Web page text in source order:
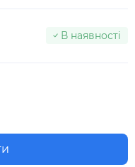
В наявності